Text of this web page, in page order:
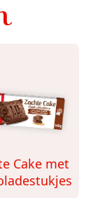
Cake met